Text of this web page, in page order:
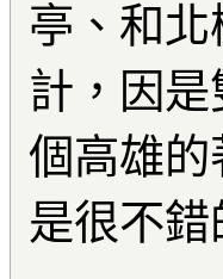
亭、和
計，因
個高雄
是很不錯